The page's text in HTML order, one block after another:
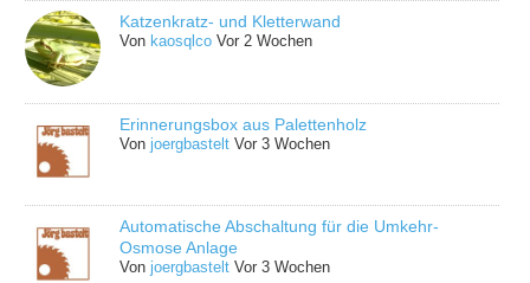
Katzenkratz- und Kletterwand
Von kaosqlco Vor 2 Wochen
Erinnerungsbox aus Palettenholz
Vonjoergbastelt Vor 3 Wochen
Automatische Abschaltung für die Umkehr-
Osmose Anlage
Vonjoergbastelt Vor 3 Wochen